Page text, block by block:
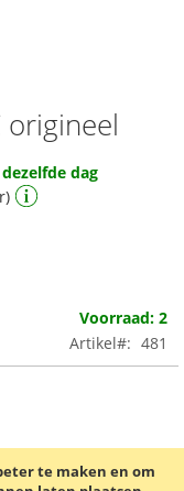
te maken en om
origineel
dag
Voorraad: 2
Artikel
481